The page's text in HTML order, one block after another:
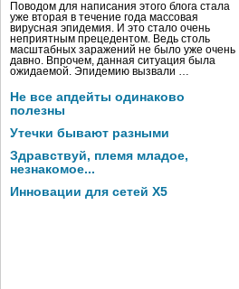
Поводом для написания этого блога стала
уже вторая в течение года массовая
вирусная эпидемия. И это стало очень
неприятным прецедентом. Ведь столь
масштабных заражений не было уже очень
давно. Впрочем, данная ситуация была
ожидаемой. Эпидемию вызвали …
Не все апдейты одинаково
полезны
Утечки бывают разными
Здравствуй, племя младое,
незнакомое...
Инновации для сетей X5